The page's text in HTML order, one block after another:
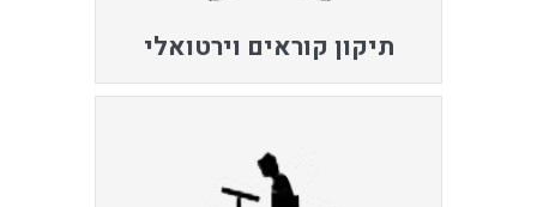
תיקון קוראים וירטואלי